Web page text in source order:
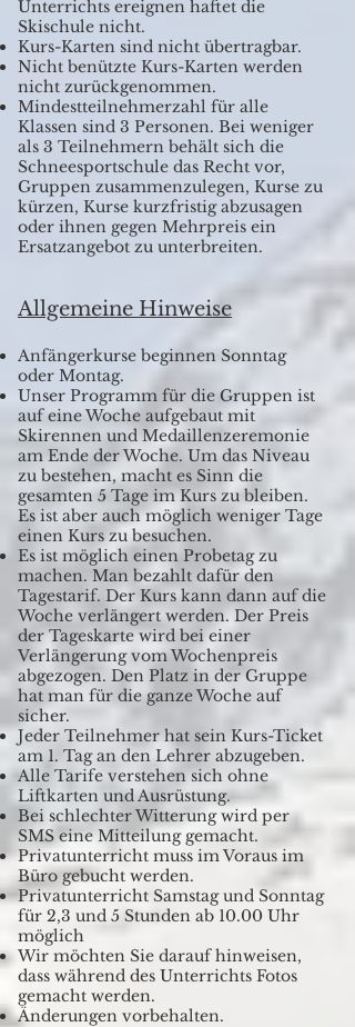
Unterrichts ereignen haftet die
Skischule nicht.
Kurs-Karten sind nicht übertragbar.
Nicht benützte Kurs-Karten werden
nicht zurückgenommen.
Mindestteilnehmerzahl für alle
Klassen sind 3 Personen. Bei weniger
als 3 Teilnehmern behält sich die
Schneesportschule das Recht vor,
Gruppen zusammenzulegen, Kurse zu
kürzen, Kurse kurzfristig abzusagen
oder ihnen gegen Mehrpreis ein
Ersatzangebot zu unterbreiten.
Allgemeine Hinweise
Anfängerkurse beginnen Sonntag
oder Montag.
Unser Programm für die Gruppen ist
auf eine Woche aufgebaut mit
Skirennen und Medaillenzeremonie
am Ende der Woche. Um das Niveau
zu bestehen, macht es Sinn die
gesamten 5 Tage im Kurs zu bleiben.
Es ist aber auch möglich weniger Tage
einen Kurs zu besuchen.
Es ist möglich einen Probetag zu
machen. Man bezahlt dafür den
Tagestarif. Der Kurs kann dann auf die
Woche verlängert werden. Der Preis
der Tageskarte wird bei einer
Verlängerung vom Wochenpreis
abgezogen. Den Platz in der Gruppe
hat man für die ganze Woche auf
sicher.
Jeder Teilnehmer hat sein Kurs-Ticket
am 1. Tag an den Lehrer abzugeben.
Alle Tarife verstehen sich ohne
Liftkarten und Ausrüstung.
Bei schlechter Witterung wird per
SMS eine Mitteilung gemacht.
Privatunterricht muss im Voraus im
Büro gebucht werden.
Privatunterricht Samstag und Sonntag
für 2,3 und 5 Stunden ab 10.00 Uhr
möglich
Wir möchten Sie darauf hinweisen,
dass während des Unterrichts Fotos
gemacht werden.
Änderungen vorbehalten.